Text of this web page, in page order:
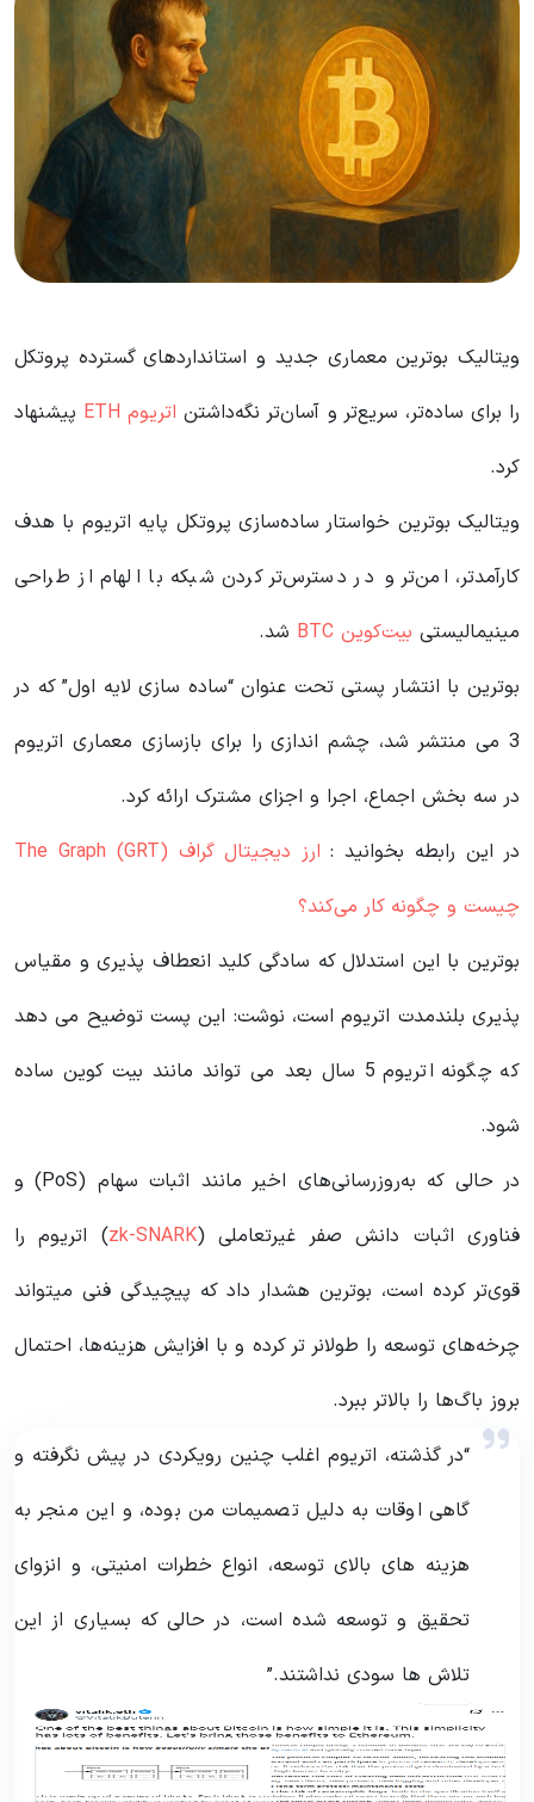
ویتالیک بوترین معماری جدید و استانداردهای گسترده پروتکل
را برای ساده‌تر، سریع‌تر و آسان‌تر نگه‌داشتناتریوم ETH
پیشنهاد
کرد.
ویتالیک بوترین خواستار ساده‌سازی پروتکل پایه اتریوم با هدف
کارآمدتر، امن‌تر و در دسترس‌تر کردن شبکه با الهام از طراحی
مینیمالیستی بیت‌کوین BTC
شد.
بوترین با انتشار پستی تحت عنوان “ساده سازی لایه اول” که در
3 می منتشر شد، چشم اندازی را برای بازسازی معماری اتریوم
در سه بخش اجماع، اجرا و اجزای مشترک ارائه کرد.
در این رابطه بخوانید‌ :
ارز دیجیتال گراف The Graph (GRT)
چیست و چگونه کار می‌کند؟
بوترین با این استدلال که سادگی کلید انعطاف پذیری و مقیاس
پذیری بلندمدت اتریوم است، نوشت: این پست توضیح می دهد
که چگونه اتریوم 5 سال بعد می تواند مانند بیت کوین ساده
شود.
در حالی که به‌روزرسانی‌های اخیر مانند اثبات سهام (PoS) و
فناوری اثبات دانش صفر غیرتعاملی (zk-SNARK) اتریوم را
قوی‌تر کرده است، بوترین هشدار داد که پیچیدگی فنی میتواند
چرخه‌های توسعه را طولانر تر کرده و با افزایش هزینه‌ها، احتمال
بروز باگ‌ها را بالاتر ببرد.
“در گذشته، اتریوم اغلب چنین رویکردی در پیش نگرفته و
گاهی اوقات به دلیل تصمیمات من بوده، و این منجر به
هزینه های بالای توسعه، انواع خطرات امنیتی، و انزوای
تحقیق و توسعه شده است، در حالی که بسیاری از این
تلاش ها سودی نداشتند.”